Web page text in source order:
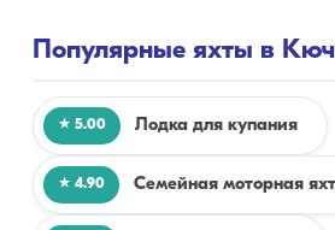
Популярные яхты в
★ 5.00 Лодка для купания
★ 4.90 Семейная моторная